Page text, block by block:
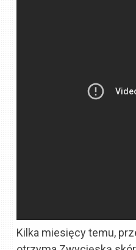
Kilka miesięcy temu,